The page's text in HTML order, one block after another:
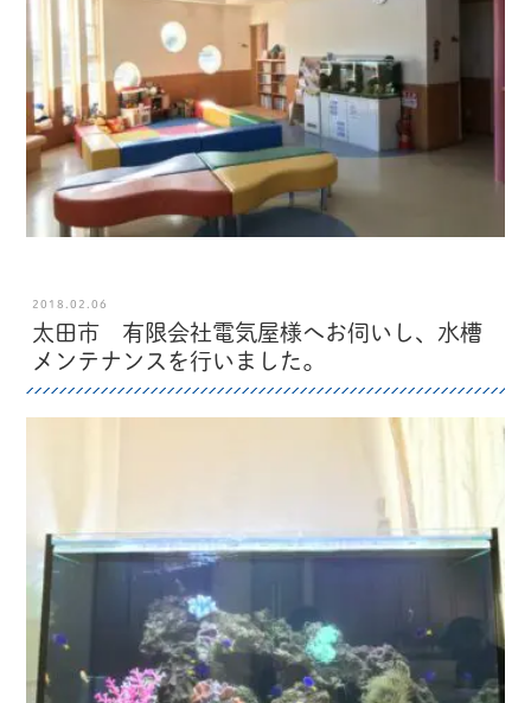
2018.02.06
太田市 有限会社電気屋様へお伺いし、水槽
メンテナンスを行いました。